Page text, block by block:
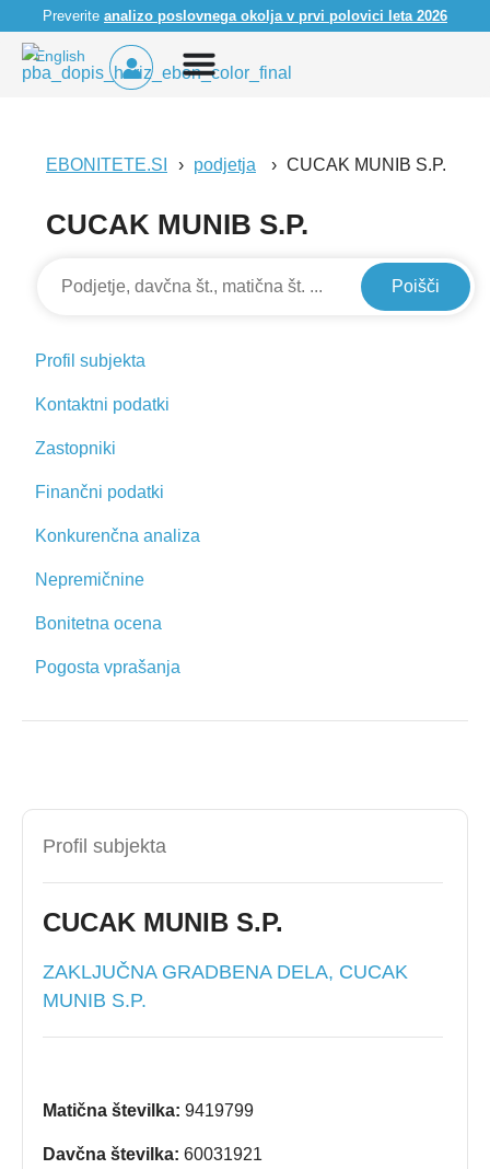
Preverite analizo poslovnega okolja v prvi polovici leta 2026
English
EBONITETE.SI podjetja CUCAK MUNIB S.P.
CUCAK MUNIB S.P.
Poišči
Profil subjekta
Kontaktni podatki
Zastopniki
Finančni podatki
Konkurenčna analiza
Nepremičnine
Bonitetna ocena
Pogosta vprašanja
Profil subjekta
CUCAK MUNIB S.P.
ZAKLJUČNA GRADBENA DELA, CUCAK
MUNIB S.P.
Matična številka: 9419799
Davčna številka: 60031921